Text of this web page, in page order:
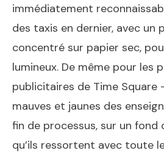
immédiatement
des taxis en dernier, avec un
concentré sur papier sec,
lumineux. De même pour les
publicitaires de Time Square
mauves et jaunes des
fin de processus, sur un fond
qu’ils ressortent avec toute